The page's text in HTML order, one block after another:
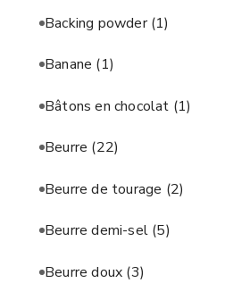
Backing powder(1)
Banane (1)
Bâtons en chocolat (1)
Beurre (22)
Beurre de tourage (2)
Beurre demi-sel (5)
Beurre doux (3)